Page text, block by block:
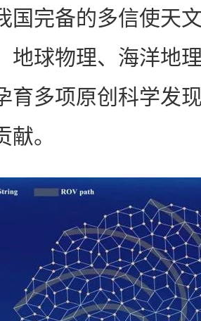
国完备的多信使天
地球物理、海洋地
育多项原创科学发
。